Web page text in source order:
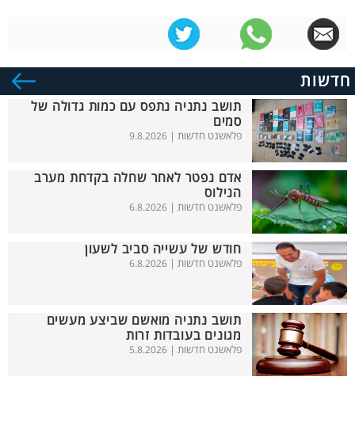
חדשות
תושב נתניה נתפס עם כמות גדולה של
סמים
פלאשנט חדשות | 9.8.2026
אדם נפטר לאחר שחלה בקדחת מערב
הנילוס
פלאשנט חדשות | 6.8.2026
חודש של עשייה סביב לשעון
פלאשנט חדשות | 6.8.2026
תושב נתניה מואשם שביצע מעשים
מגונים בעובדות זרות
פלאשנט חדשות | 5.8.2026